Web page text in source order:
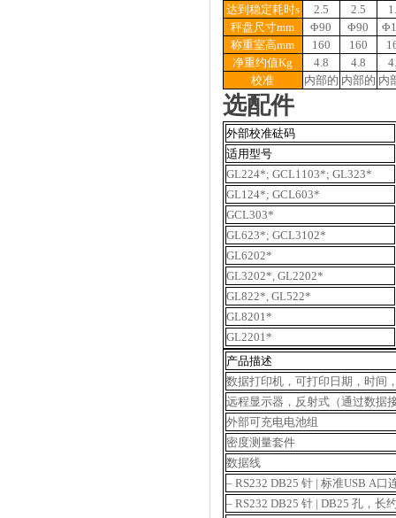
达到稳定耗时s
2.5 2.5
秤盘尺寸mm
Φ90 Φ90
称重室高mm
160 160
净重约值Kg
4.8 4.8
校准
内部的 内部的 内
选配件
外部校准砝码
适用型号
GL224*; GCL1103*; GL323*
GL124*; GCL603*
GCL303*
GL623*; GCL3102*
GL6202*
GL3202*, GL2202*
GL822*, GL522*
GL8201*
GL2201*
产品描述
数据打印机，可打印日期，时间
远程显示器，反射式（通过数据
外部可充电电池组
密度测量套件
数据线
– RS232 DB25 针 | 标准USB A口
– RS232 DB25 针 | DB25 孔，长